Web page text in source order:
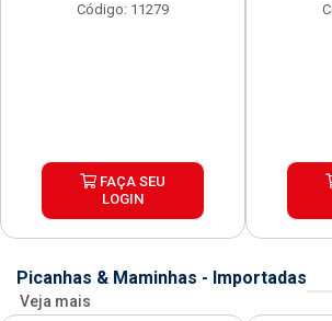
Código: 11279
FAÇA SEU
LOGIN
Picanhas & Maminhas - Importadas
Veja mais